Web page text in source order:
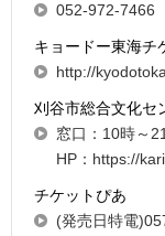
052-972-7466
キョードー東海チ
http://
刈谷市総合文化セ
窓口：10時～
HP：https://
チケットぴあ
(発売日特電